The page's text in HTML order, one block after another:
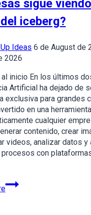
sigue
iceberg?
Ideas 6 de August de
2026
inicio En los últimos
Artificial ha dejado de
exclusiva para grandes
en una
cualquier
contenido, crear
videos, analizar datos y
con
¿Por
qué